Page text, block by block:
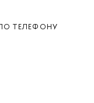
ТЕЛЕФОНУ